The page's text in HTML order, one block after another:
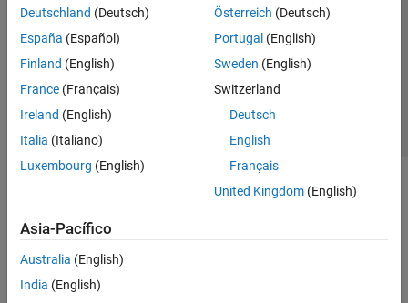
Deutschland (Deutsch)
España (Español)
Finland (English)
France (Français)
Ireland (English)
Italia (Italiano)
Luxembourg (English)
Österreich (Deutsch)
Portugal (English)
Sweden (English)
Switzerland
Deutsch
English
Français
United Kingdom(English)
Asia-Pacífico
Australia (English)
India (English)
Información de contacto
© 1994-2026 The MathWorks, Inc.